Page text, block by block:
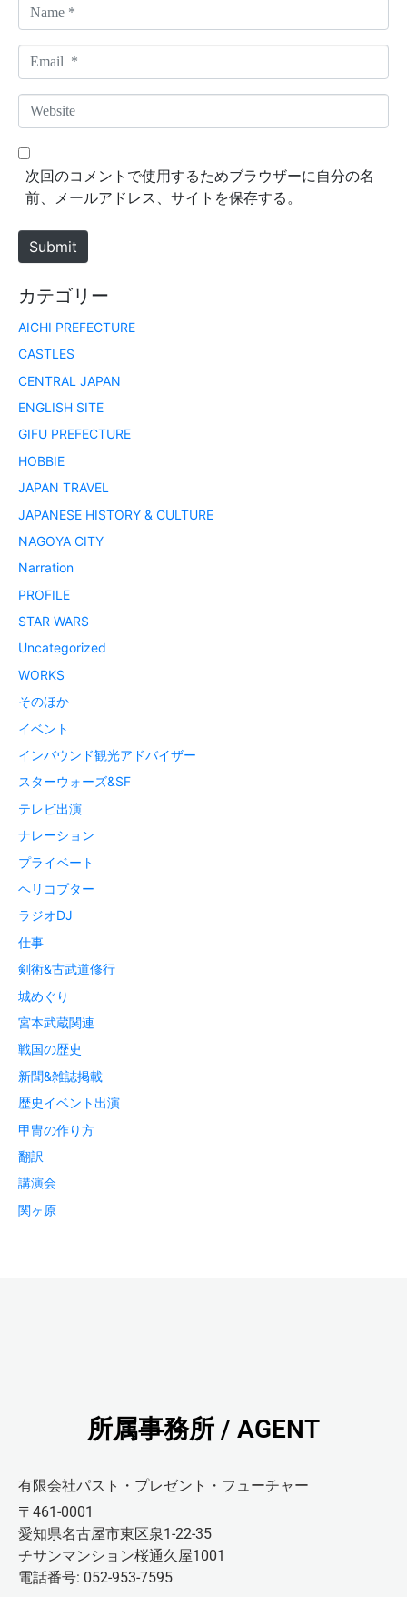
a
m
*
m
a
*
W
e
b
e
次回のコメントで使用するためブラウザーに自分の名
前、メールアドレス、サイトを保存する。
Submit
カテゴリー
AICHI PREFECTURE
CASTLES
CENTRAL JAPAN
ENGLISH SITE
GIFU PREFECTURE
HOBBIE
JAPAN TRAVEL
JAPANESE HISTORY & CULTURE
NAGOYA CITY
Narration
PROFILE
STAR WARS
Uncategorized
WORKS
そのほか
イベント
インバウンド観光アドバイザー
スターウォーズ&SF
テレビ出演
ナレーション
プライベート
ヘリコプター
ラジオDJ
仕事
剣術&古武道修行
城めぐり
宮本武蔵関連
戦国の歴史
新聞&雑誌掲載
歴史イベント出演
甲冑の作り方
翻訳
講演会
関ヶ原
所属事務所 / AGENT
有限会社パスト・プレゼント・フューチャー
〒461-0001
愛知県名古屋市東区泉1-22-35
チサンマンション桜通久屋1001
電話番号: 052-953-7595